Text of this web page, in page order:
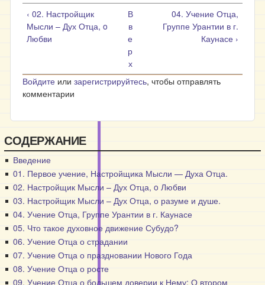
‹ 02. Настройщик
Мысли – Дух Отца, o
Любви
В
в
е
р
х
04. Учение Отца,
Группе Урантии в г.
Каунасе ›
Войдите или зарегистрируйтесь, чтобы отправлять
комментарии
СОДЕРЖАНИЕ
Введение
01. Первое учение, Настройщика Мысли — Духа Отца.
02. Настройщик Мысли – Дух Отца, o Любви
03. Настройщик Мысли – Дух Отца, о разуме и душе.
04. Учение Отца, Группе Урантии в г. Каунасе
05. Что такое духовное движение Субудо?
06. Учение Отца о страдании
07. Учение Отца о праздновании Нового Года
08. Учение Отца о росте
09. Учение Отца о большем доверии к Нему; О втором